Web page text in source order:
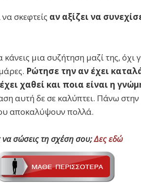
σκεφτείς αν αξίζει να
μια συζήτηση μαζί της, όχι
Ρώτησε την αν έχει
χαθεί και ποια είναι η
αυτή δε σε καλύπτει. Πάνω
αποκαλύψουν πολλά.
να σώσεις τη σχέση σου;Δες εδώ